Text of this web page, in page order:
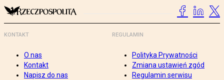
KONTAKT
O nas
Kontakt
Napisz do nas
REGULAMIN
Polityka Prywatności
Zmiana ustawień zgód
Regulamin serwisu